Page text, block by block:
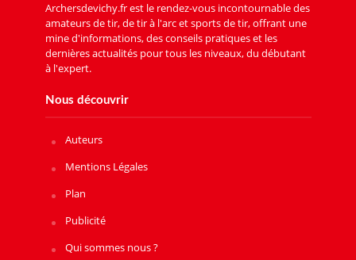
Archersdevichy.fr est le rendez-vous incontournable des
amateurs de tir, de tir à l'arc et sports de tir, offrant une
mine d'informations, des conseils pratiques et les
dernières actualités pour tous les niveaux, du débutant
à l'expert.
Nous découvrir
Auteurs
Mentions Légales
Plan
Publicité
Qui sommes nous ?